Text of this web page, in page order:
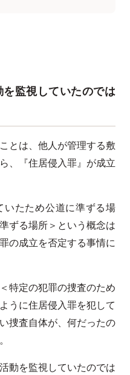
監視していたのでは
とは、他人が管理する敷
、『住居侵入罪』が成立
たため公道に準ずる場
ずる場所＞という概念は
の成立を否定する事情に
特定の犯罪の捜査のため
うに住居侵入罪を犯して
捜査自体が、何だったの
動を監視していたのでは